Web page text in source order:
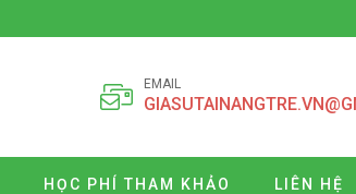
EMAIL
HỌC PHÍ THAM KHẢO LIÊN HỆ